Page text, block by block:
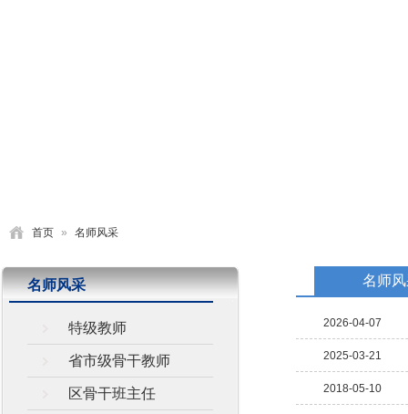
首页 » 名师风采
名师风采
特级教师
省市级骨干教师
区骨干班主任
名师
2026-04-07
2025-03-21
2018-05-10